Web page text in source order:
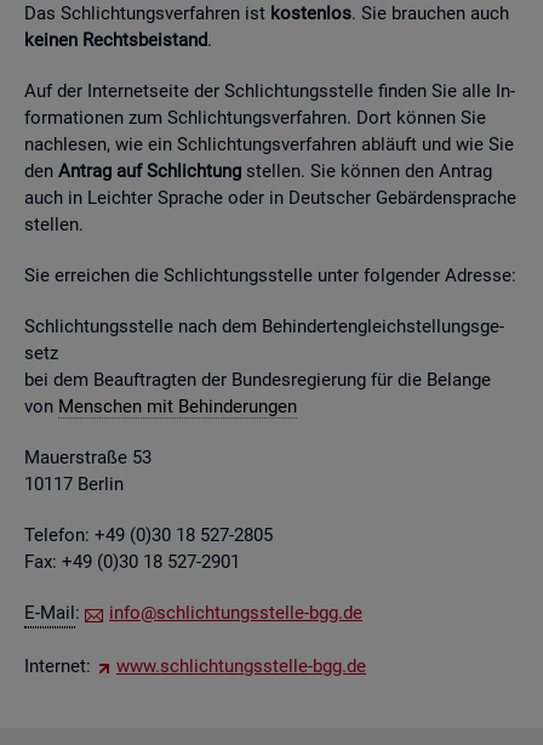
Das Schlich­tungs­ver­fah­ren ist kos­ten­los. Sie brau­chen auch
kei­nen Rechts­bei­stand.
Auf der In­ter­net­sei­te der Schlich­tungs­stel­le fin­den Sie alle In­
for­ma­tio­nen zum Schlich­tungs­ver­fah­ren. Dort kön­nen Sie
nach­le­sen, wie ein Schlich­tungs­ver­fah­ren ab­läuft und wie Sie
den An­trag auf Schlich­tung stel­len. Sie kön­nen den An­trag
auch in Leich­ter Spra­che oder in Deut­scher Ge­bär­den­spra­che
stel­len.
Sie er­rei­chen die Schlich­tungs­stel­le unter fol­gen­der Adres­se:
Schlich­tungs­stel­le nach dem Be­hin­der­ten­gleich­stel­lungs­ge­
setz
bei dem Be­auf­trag­ten der Bun­des­re­gie­rung für die Be­lan­ge
von Men­schen mit Be­hin­de­run­gen
Mau­er­stra­ße 53
10117 Ber­lin
Te­le­fon: +49 (0)30 18 527-2805
Fax: +49 (0)30 18 527-2901
E-Mail: info@​sch​lich​tung​sste​lle-​bgg.​de
In­ter­net: www.​sch​lich​tung​sste​lle-​bgg.​de